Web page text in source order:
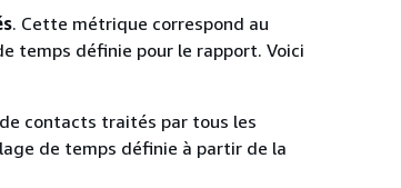
. Cette métrique correspond au
temps définie pour le rapport. Voici
contacts traités par tous les
de temps définie à partir de la